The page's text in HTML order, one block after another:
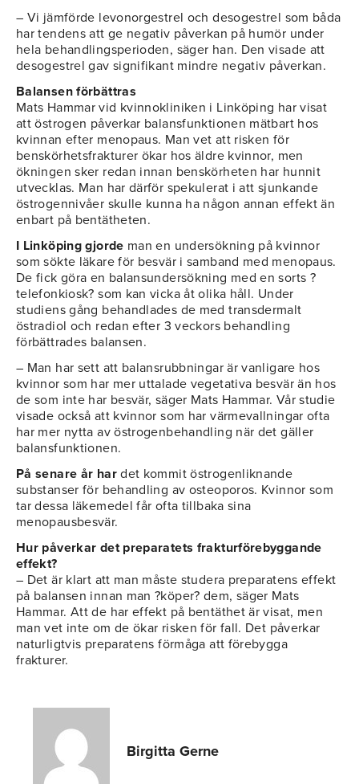
– Vi jämförde levonorgestrel och desogestrel som båda
har tendens att ge negativ påverkan på humör under
hela behandlingsperioden, säger han. Den visade att
desogestrel gav signifikant mindre negativ påverkan.
Balansen förbättras
Mats Hammar vid kvinnokliniken i Linköping har visat
att östrogen påverkar balansfunktionen mätbart hos
kvinnan efter menopaus. Man vet att risken för
benskörhetsfrakturer ökar hos äldre kvinnor, men
ökningen sker redan innan benskörheten har hunnit
utvecklas. Man har därför spekulerat i att sjunkande
östrogennivåer skulle kunna ha någon annan effekt än
enbart på bentätheten.
I Linköping gjorde man en undersökning på kvinnor
som sökte läkare för besvär i samband med menopaus.
De fick göra en balansundersökning med en sorts ?
telefonkiosk? som kan vicka åt olika håll. Under
studiens gång behandlades de med transdermalt
östradiol och redan efter 3 veckors behandling
förbättrades balansen.
– Man har sett att balansrubbningar är vanligare hos
kvinnor som har mer uttalade vegetativa besvär än hos
de som inte har besvär, säger Mats Hammar. Vår studie
visade också att kvinnor som har värmevallningar ofta
har mer nytta av östrogenbehandling när det gäller
balansfunktionen.
På senare år hardet kommit östrogenliknande
substanser för behandling av osteoporos. Kvinnor som
tar dessa läkemedel får ofta tillbaka sina
menopausbesvär.
Hur påverkar det preparatets frakturförebyggande
effekt?
– Det är klart att man måste studera preparatens effekt
på balansen innan man ?köper? dem, säger Mats
Hammar. Att de har effekt på bentäthet är visat, men
man vet inte om de ökar risken för fall. Det påverkar
naturligtvis preparatens förmåga att förebygga
frakturer.
Birgitta Gerne